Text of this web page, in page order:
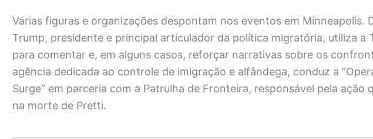
Várias figuras e organizações despontam nos eventos em Minneapolis.
Trump, presidente e principal articulador da política migratória, utiliza a
para comentar e, em alguns casos, reforçar narrativas sobre os
agência dedicada ao controle de imigração e alfândega, conduz a
Surge” em parceria com a Patrulha de Fronteira, responsável pela ação
na morte de Pretti.